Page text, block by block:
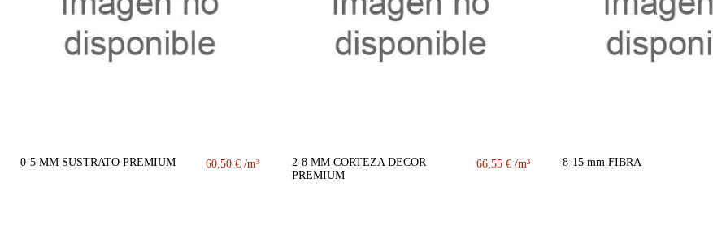
0-5 MM SUSTRATO PREMIUM 60,50 €
2-8 MM CORTEZA DECOR
PREMIUM
66,55 € 8-15 mm FIBRA